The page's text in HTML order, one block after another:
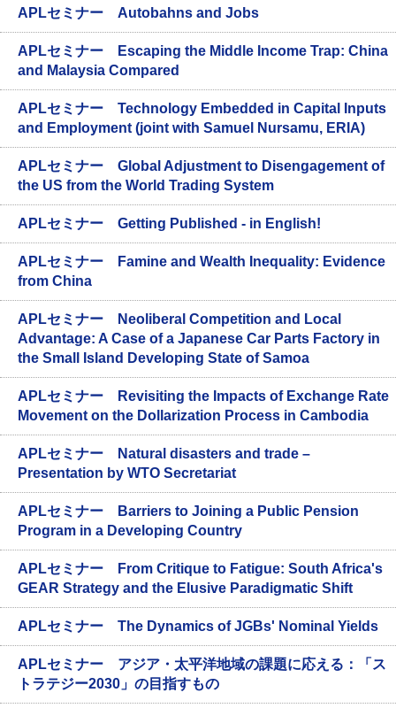
APLセミナー Autobahns and Jobs
APLセミナー Escaping the Middle Income Trap: China
and Malaysia Compared
APLセミナー Technology Embedded in Capital Inputs
and Employment (joint with Samuel Nursamu, ERIA)
APLセミナー Global Adjustment to Disengagement of
the US from the World Trading System
APLセミナー Getting Published - in English!
APLセミナー Famine and Wealth Inequality: Evidence
from China
APLセミナー Neoliberal Competition and Local
Advantage: A Case of a Japanese Car Parts Factory in
the Small Island Developing State of Samoa
APLセミナー Revisiting the Impacts of Exchange Rate
Movement on the Dollarization Process in Cambodia
APLセミナー Natural disasters and trade –
Presentation by WTO Secretariat
APLセミナー Barriers to Joining a Public Pension
Program in a Developing Country
APLセミナー From Critique to Fatigue: South Africa's
GEAR Strategy and the Elusive Paradigmatic Shift
APLセミナー The Dynamics of JGBs' Nominal Yields
APLセミナー アジア・太平洋地域の課題に応える：「ス
トラテジー2030」の目指すもの